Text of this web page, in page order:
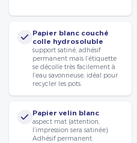
Papier blanc couché
colle hydrosoluble
support satiné, adhésif
permanent mais l’étiquette
se décolle très facilement à
l’eau savonneuse, idéal pour
recycler les pots.
Papier velin blanc
aspect mat (attention,
l’impression sera satinée).
Adhésif permanent.